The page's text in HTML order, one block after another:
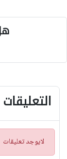
التعليقات
ت
ن
لايوجد تعليقات